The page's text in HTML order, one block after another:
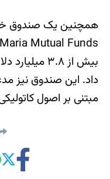
همچنین یک صندوق
داد. این صندوق نیز
مبتنی بر اصول